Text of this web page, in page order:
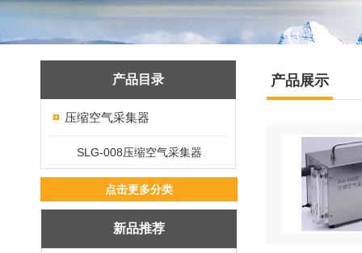
产品目录
压缩空气采集器
SLG-008压缩空气采集器
点击更多分类
新品推荐
产品展示